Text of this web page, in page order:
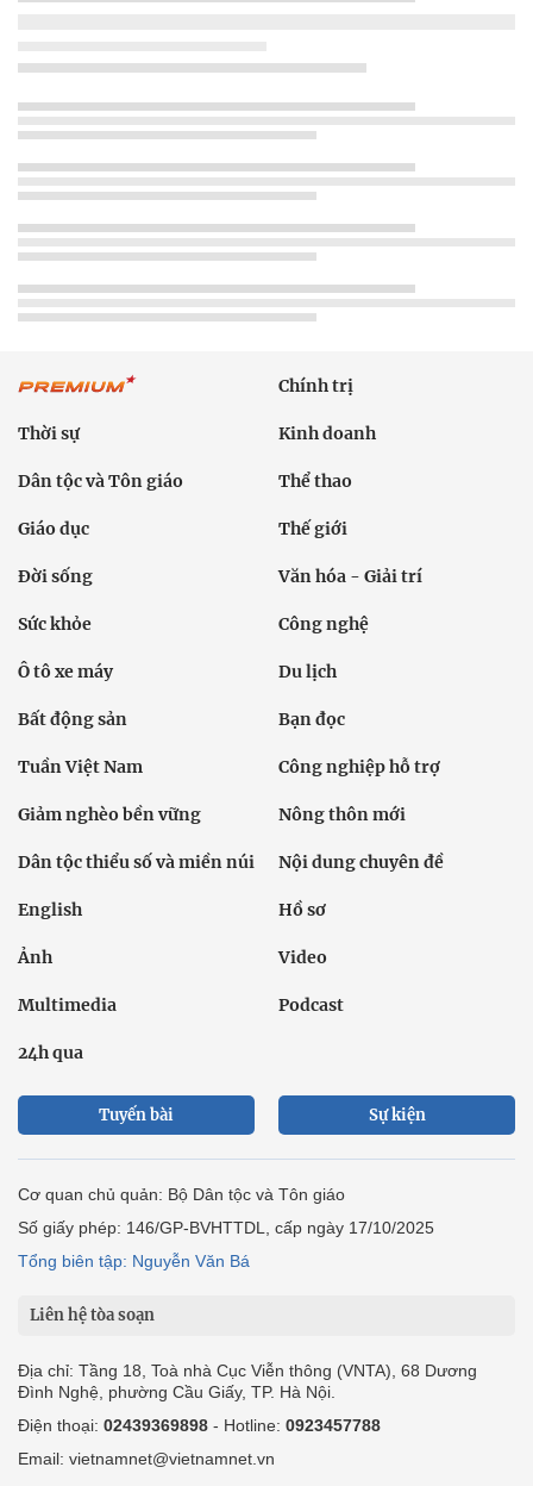
Chính trị
Thời sự Kinh doanh
Dân tộc và Tôn giáo Thể thao
Giáo dục Thế giới
Đời sống Văn hóa - Giải trí
Sức khỏe Công nghệ
Ô tô xe máy Du lịch
Bất động sản Bạn đọc
Tuần Việt Nam Công nghiệp hỗ trợ
Giảm nghèo bền vững Nông thôn mới
Dân tộc thiểu số và miền núi Nội dung chuyên đề
English Hồ sơ
Ảnh Video
Multimedia Podcast
24h qua
Tuyến bài Sự kiện
Cơ quan chủ quản: Bộ Dân tộc và Tôn giáo
Số giấy phép: 146/GP-BVHTTDL, cấp ngày 17/10/2025
Tổng biên tập: Nguyễn Văn Bá
Liên hệ tòa soạn
Địa chỉ: Tầng 18, Toà nhà Cục Viễn thông (VNTA), 68 Dương
Đình Nghệ, phường Cầu Giấy, TP. Hà Nội.
Điện thoại: 02439369898 - Hotline: 0923457788
Email: vietnamnet@vietnamnet.vn